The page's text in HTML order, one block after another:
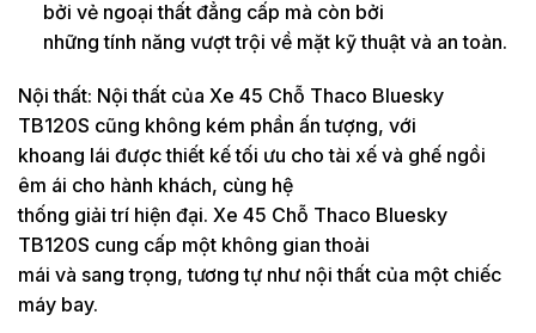
bởi vẻ ngoại thất đẳng cấp mà còn bởi
những tính năng vượt trội về mặt kỹ thuật và an toàn.
Nội thất: Nội thất của Xe 45 Chỗ Thaco Bluesky
TB120S cũng không kém phần ấn tượng, với
khoang lái được thiết kế tối ưu cho tài xế và ghế ngồi
êm ái cho hành khách, cùng hệ
thống giải trí hiện đại. Xe 45 Chỗ Thaco Bluesky
TB120S cung cấp một không gian thoải
mái và sang trọng, tương tự như nội thất của một chiếc
máy bay.